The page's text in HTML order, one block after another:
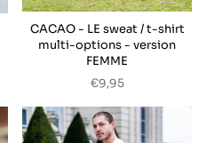
CACAO - LE sweat / t-shirt
multi-options - version
FEMME
€9,95